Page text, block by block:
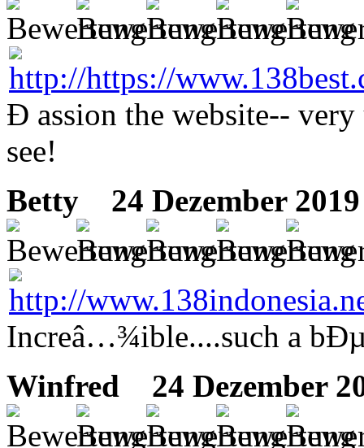
Ð assion the website--
see!
Betty
24 Dezember
Increâ…¾ible....such a
Winfred
24 Dezember